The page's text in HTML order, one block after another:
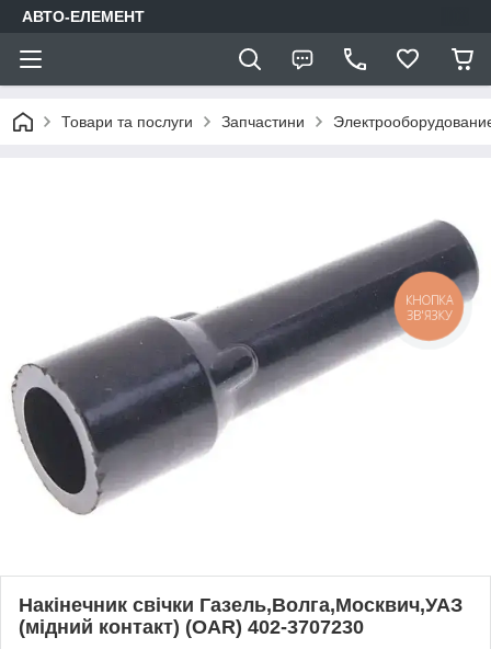
АВТО-ЕЛЕМЕНТ
Товари та послуги Запчастини
Накiнечник свiчки Газель,Волга,Москвич,УАЗ
(мiдний контакт) (OAR) 402-3707230
КНОПКА
ЗВ'ЯЗКУ